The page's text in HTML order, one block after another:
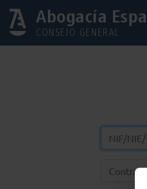
Abogacía
CONSEJO GENERAL